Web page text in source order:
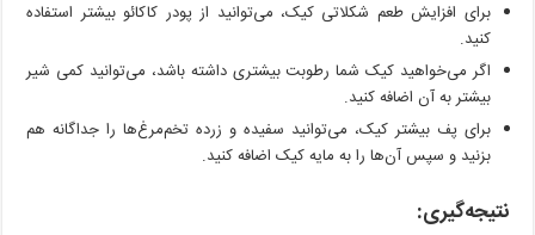
برای افزایش طعم شکلاتی کیک، می‌توانید از پودر کاکائو بیشتر استفاده
کنید.
اگر می‌خواهید کیک شما رطوبت بیشتری داشته باشد، می‌توانید کمی شیر
بیشتر به آن اضافه کنید.
برای پف بیشتر کیک، می‌توانید سفیده و زرده تخم‌مرغ‌ها را جداگانه هم
بزنید و سپس آن‌ها را به مایه کیک اضافه کنید.
نتیجه‌گیری: